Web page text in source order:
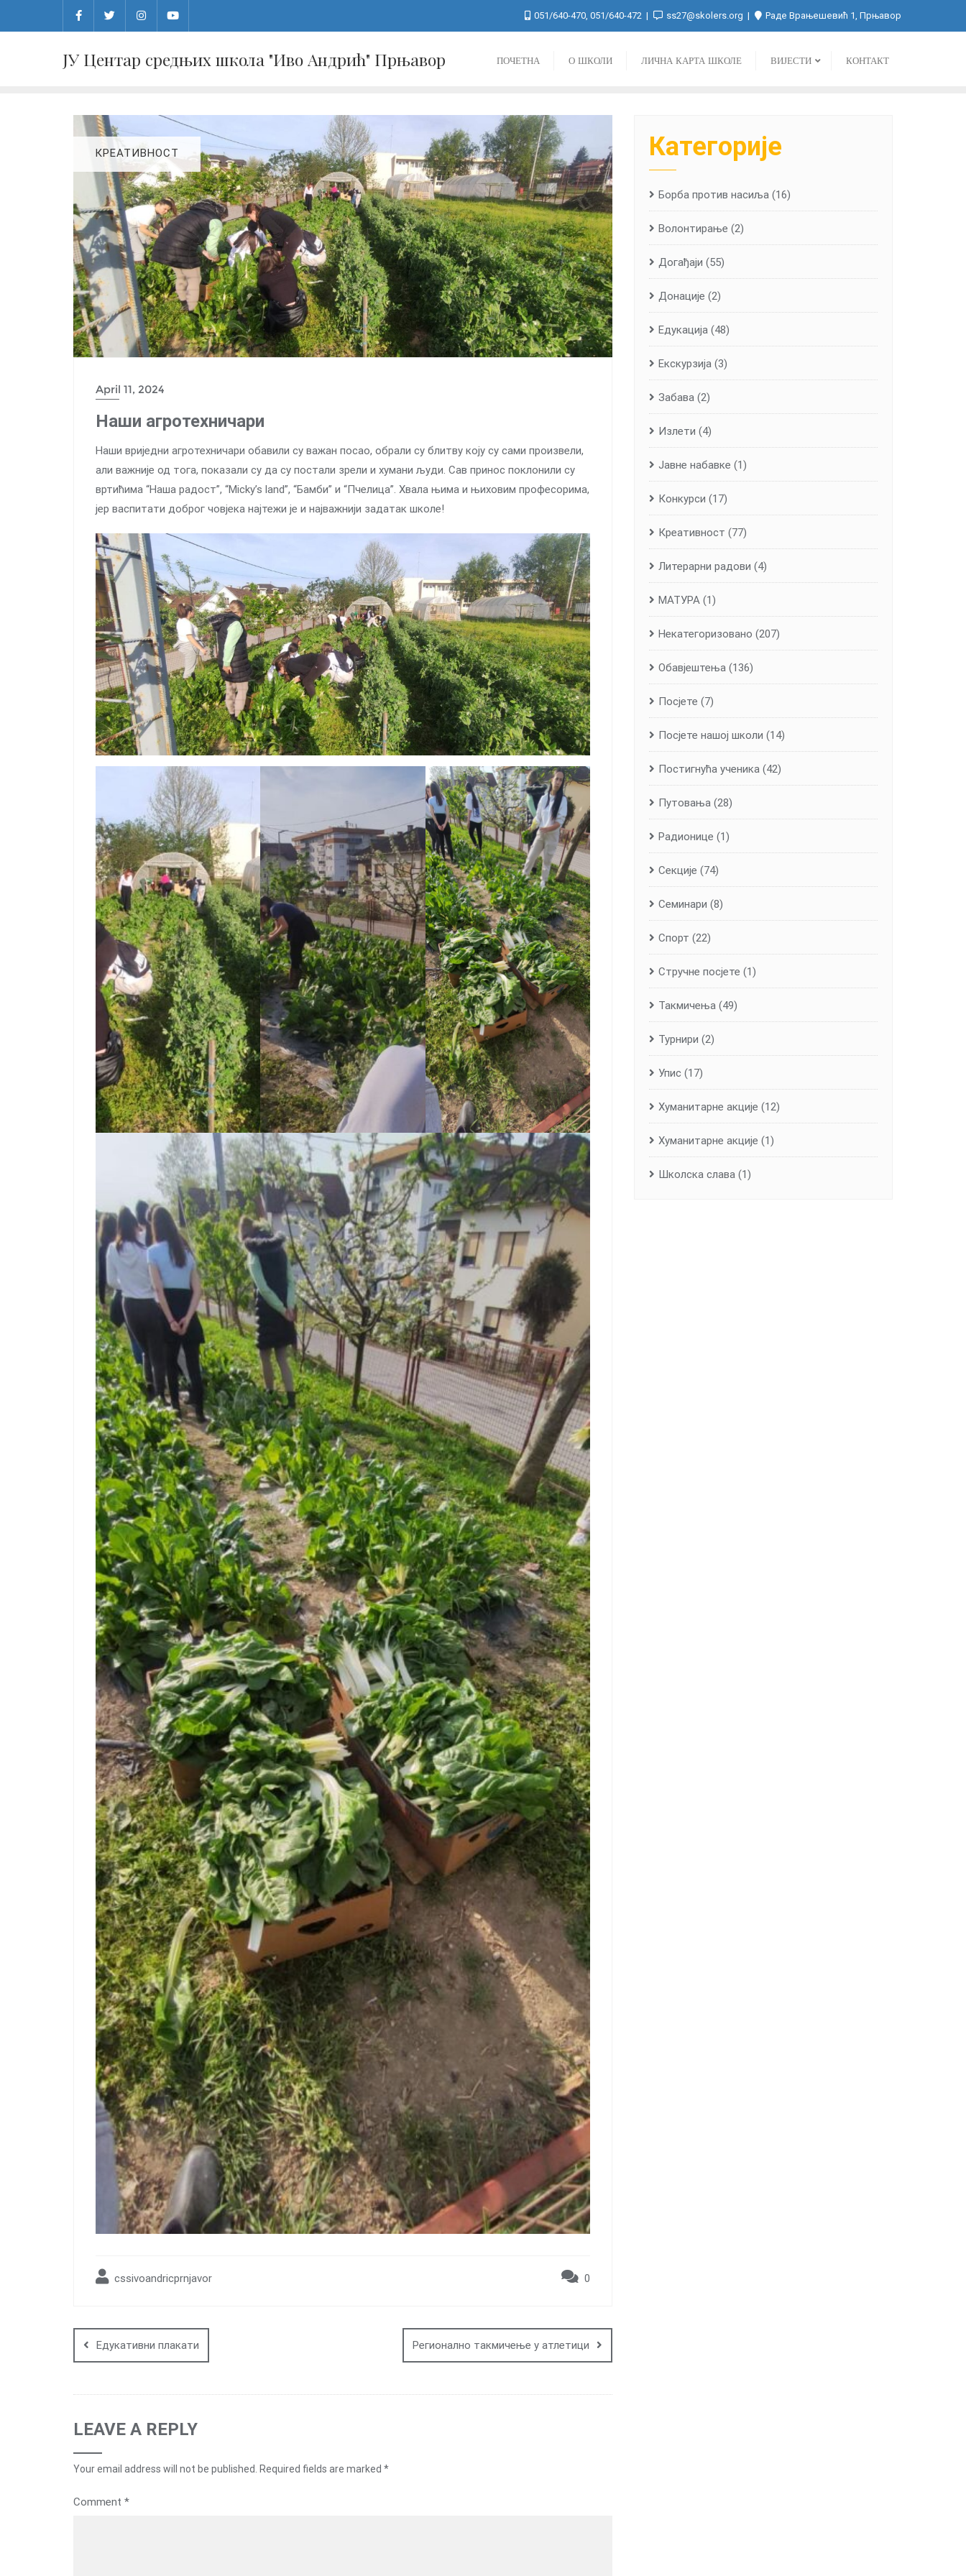
051/640-470, 051/640-472 ss27@skolers.org Раде Врањешевић 1, Прњавор
ЈУ Центар средњих школа "Иво Андрић" Прњавор ПОЧЕТНА О ШКОЛИ ЛИЧНА КАРТА ШКОЛЕ ВИЈЕСТИ КОНТАКТ
КРЕАТИВНОСТ
April 11, 2024
Наши агротехничари
Наши вриједни агротехничари обавили су важан посао, обрали су блитву коју су сами произвели,
али важније од тога, показали су да су постали зрели и хумани људи. Сав принос поклонили су
вртићима “Наша радост”, “Micky’s land”, “Бамби” и “Пчелица”. Хвала њима и њиховим професорима,
јер васпитати доброг човјека најтежи је и најважнији задатак школе!
cssivoandricprnjavor 0
navigation
Едукативни плакати Регионално такмичење у атлетици
LEAVE A REPLY
Your email address will not be published. Required fields are marked *
Comment *
Категорије
Борба против насиља (16)
Волонтирање (2)
Догађаји (55)
Донације (2)
Едукација (48)
Екскурзија (3)
Забава (2)
Излети (4)
Јавне набавке (1)
Конкурси (17)
Креативност (77)
Литерарни радови (4)
МАТУРА (1)
Некатегоризовано (207)
Обавјештења (136)
Посјете (7)
Посјете нашој школи (14)
Постигнућа ученика (42)
Путовања (28)
Радионице (1)
Секције (74)
Семинари (8)
Спорт (22)
Стручне посјете (1)
Такмичења (49)
Турнири (2)
Упис (17)
Хуманитарне aкције (12)
Хуманитарне акције (1)
Школска слава (1)